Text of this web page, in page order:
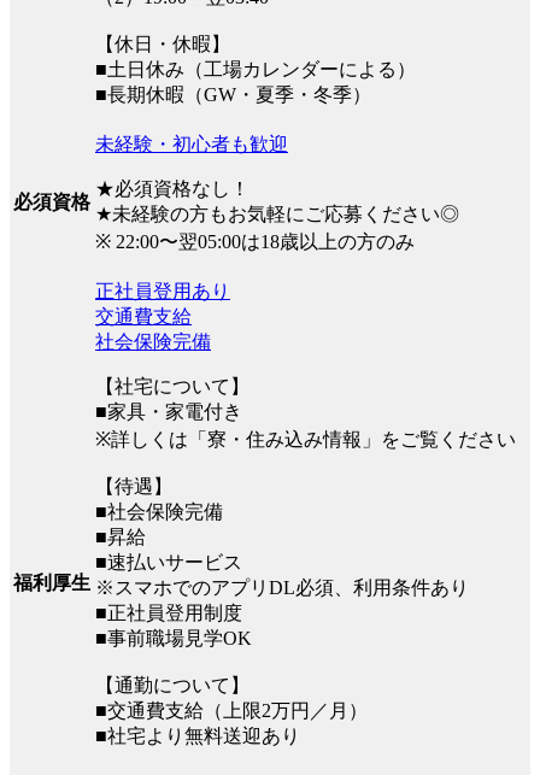
【休日・休暇】
■土日休み（工場カレンダーによる）
■長期休暇（GW・夏季・冬季）
必須資格
未経験・初心者も歓迎
★必須資格なし！
★未経験の方もお気軽にご応募ください◎
※ 22:00〜翌05:00は18歳以上の方のみ
福利厚生
正社員登用あり
交通費支給
社会保険完備
【社宅について】
■家具・家電付き
※詳しくは「寮・住み込み情報」をご覧ください
【待遇】
■社会保険完備
■昇給
■速払いサービス
※スマホでのアプリDL必須、利用条件あり
■正社員登用制度
■事前職場見学OK
【通勤について】
■交通費支給（上限2万円／月）
■社宅より無料送迎あり